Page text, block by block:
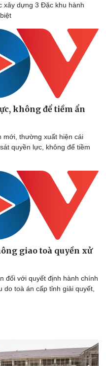
Công nghệ
Sành điệu
Tin Công nghệ
Trải nghiệm
Chuyển đổi số
xây dựng 3 Đặc khu hành
không để tiềm ẩn
mới, thường xuất hiện cái
quyền lực, không để tiềm
giao toà quyền xử
đối với quyết định hành chính
do toà án cấp tỉnh giải quyết,